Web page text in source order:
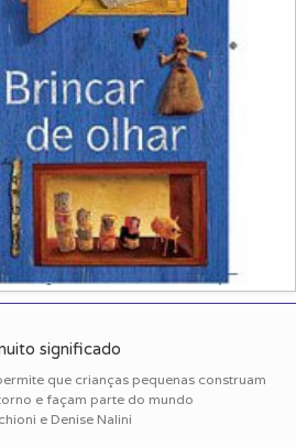
significado
que crianças pequenas construam
e façam parte do mundo
e Denise Nalini